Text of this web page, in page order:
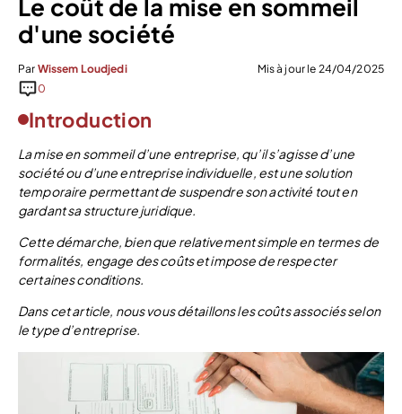
Le coût de la mise en sommeil
d'une société
Par Wissem Loudjedi
Mis à jour le 24/04/2025
0
Introduction
La mise en sommeil d’une entreprise, qu’il s’agisse d’une
société ou d’une entreprise individuelle, est une solution
temporaire permettant de suspendre son activité tout en
gardant sa structure juridique.
Cette démarche, bien que relativement simple en termes de
formalités, engage des coûts et impose de respecter
certaines conditions.
Dans cet article, nous vous détaillons les coûts associés selon
le type d’entreprise.